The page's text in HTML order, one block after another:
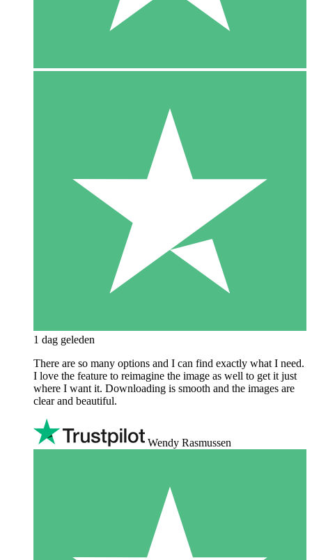
1 dag geleden
There are so many options and I can find exactly what I need.
I love the feature to reimagine the image as well to get it just
where I want it. Downloading is smooth and the images are
clear and beautiful.
Wendy Rasmussen